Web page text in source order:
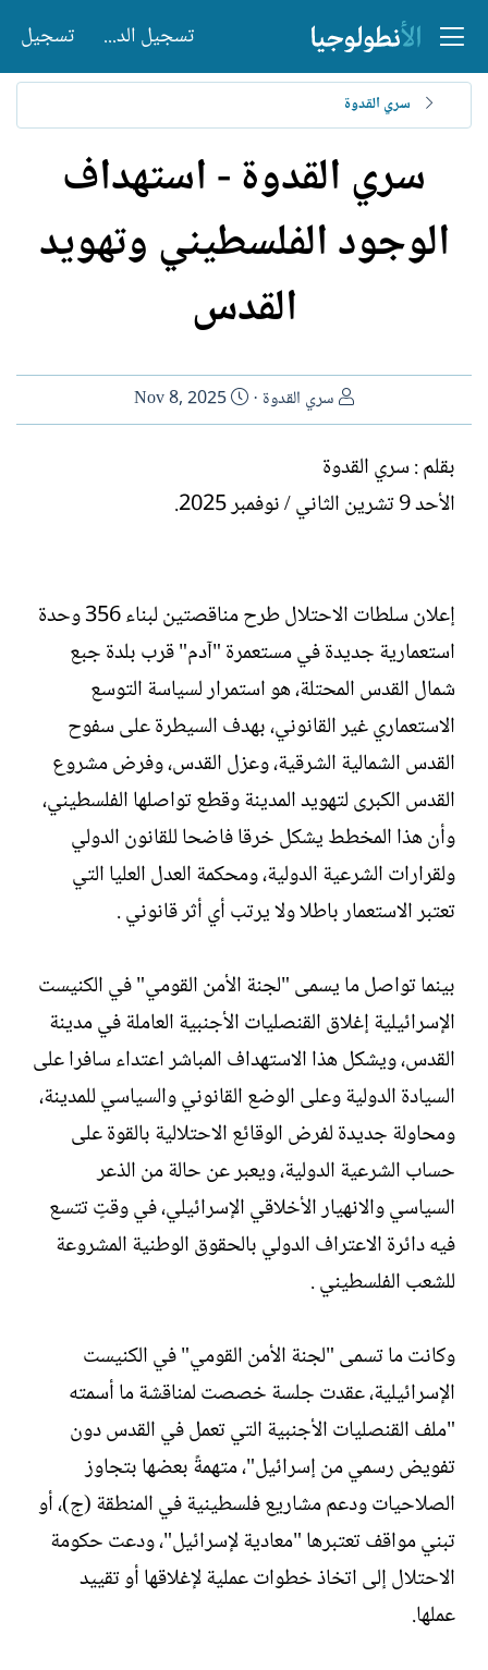
تسجيل الدخول تسجيل
سري القدوة
سري القدوة - استهداف
الوجود الفلسطيني وتهويد
القدس
ا
ل
ا
ت
سري القدوة
ت
ا
خ
ن
ا
ء
Nov 8, 2025
بقلم : سري القدوة
الأحد 9 تشرين الثاني / نوفمبر 2025.
إعلان سلطات الاحتلال طرح مناقصتين لبناء 356 وحدة
استعمارية جديدة في مستعمرة "آدم" قرب بلدة جبع
شمال القدس المحتلة، هو استمرار لسياسة التوسع
الاستعماري غير القانوني، بهدف السيطرة على سفوح
القدس الشمالية الشرقية، وعزل القدس، وفرض مشروع
القدس الكبرى لتهويد المدينة وقطع تواصلها الفلسطيني،
وأن هذا المخطط يشكل خرقا فاضحا للقانون الدولي
ولقرارات الشرعية الدولية، ومحكمة العدل العليا التي
تعتبر الاستعمار باطلا ولا يرتب أي أثر قانوني .
بينما تواصل ما يسمى "لجنة الأمن القومي" في الكنيست
الإسرائيلية إغلاق القنصليات الأجنبية العاملة في مدينة
القدس، ويشكل هذا الاستهداف المباشر اعتداء سافرا على
السيادة الدولية وعلى الوضع القانوني والسياسي للمدينة،
ومحاولة جديدة لفرض الوقائع الاحتلالية بالقوة على
حساب الشرعية الدولية، ويعبر عن حالة من الذعر
السياسي والانهيار الأخلاقي الإسرائيلي، في وقتٍ تتسع
فيه دائرة الاعتراف الدولي بالحقوق الوطنية المشروعة
للشعب الفلسطيني .
وكانت ما تسمى "لجنة الأمن القومي" في الكنيست
الإسرائيلية، عقدت جلسة خصصت لمناقشة ما أسمته
"ملف القنصليات الأجنبية التي تعمل في القدس دون
تفويض رسمي من إسرائيل"، متهمةً بعضها بتجاوز
الصلاحيات ودعم مشاريع فلسطينية في المنطقة (ج)، أو
تبني مواقف تعتبرها "معادية لإسرائيل"، ودعت حكومة
الاحتلال إلى اتخاذ خطوات عملية لإغلاقها أو تقييد
عملها.